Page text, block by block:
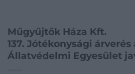
Műgyűjtők Háza Kft.
137. Jótékonysági
Állatvédelmi Egyesület